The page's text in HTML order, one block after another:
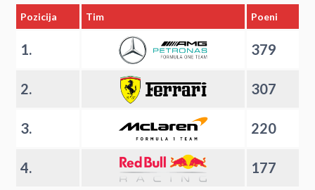
Pozicija Tim Poeni
1. 379
2. 307
3. 220
4. 177